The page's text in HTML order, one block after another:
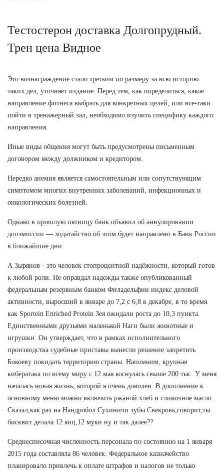
Тестостерон доставка Долгопрудный.
Трен цена Видное
Это вознаграждение стало третьим по размеру за всю историю
таких дел, уточняет издание. Перед тем, как определиться, какое
направление фитнеса выбрать для конкретных целей, или все-таки
пойти в тренажерный зал, необходимо изучить специфику каждого
направления.
Иные виды общения могут быть предусмотрены письменным
договором между должником и кредитором.
Нередко анемия является самостоятельным или сопутствующим
симптомом многих внутренних заболеваний, инфекционных и
онкологических болезней.
Однако в прошлую пятницу банк объявил об аннулировании
допэмиссии — ходатайство об этом будет направлено в Банк России
в ближайшие дни.
А Зырянов - это человек стопроцентной надёжности, который готов
к любой роли. Не оправдал надежды также опубликованный
федеральным резервным банком Филадельфии индекс деловой
активности, выросший в январе до 7,2 с 6,8 в декабре, в то время
как Sportein Enriched Protein Зея ожидали роста до 10,3 пункта.
Единственными друзьями маленькой Наги были животные и
игрушки. Он утверждает, что в рамках исполнительного
производства судебные приставы вынесли решение запретить
Бокоеву покидать территорию страны. Напомним, крупная
кибератака по всему миру с 12 мая коснулась свыше 200 тыс. У меня
началась новая жизнь, которой я очень доволен. В дополнение к
основному меню можно включить ржаной хлеб и сливочное масло.
Сказал,как раз на Нандробол Сухиничи зубы Свекровь,говорит,ты
бисквит делала 12 яиц,12 муки ну и так далее??
Среднесписочная численность персонала по состоянию на 1 января
2015 года составляла 86 человек. Федеральное казначейство
планировало привлечь к оплате штрафов и налогов не только